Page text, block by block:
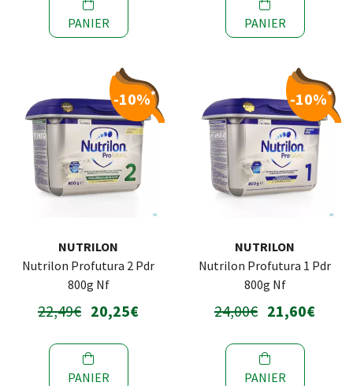
PANIER PANIER
-10%*
NUTRILON
Nutrilon Profutura 2 Pdr
800g Nf
22,49€ 20,25€
PANIER
-10%*
NUTRILON
Nutrilon Profutura 1 Pdr
800g Nf
24,00€ 21,60€
PANIER